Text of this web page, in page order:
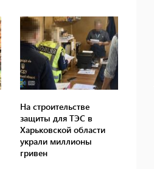
На строительстве
защиты для ТЭС в
Харьковской области
украли миллионы
гривен